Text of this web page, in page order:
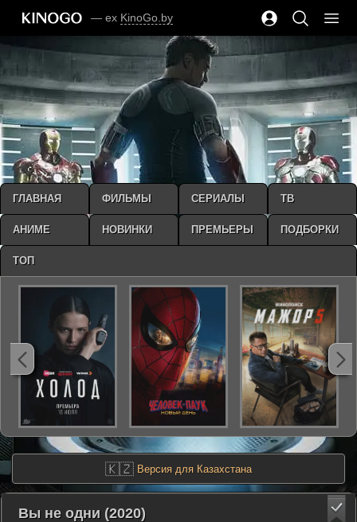
— ex KinoGo.by
🇰🇿 Версия для Казахстана
Вы не одни (2020)
ГЛАВНАЯ ФИЛЬМЫ СЕРИАЛЫ ТВ
АНИМЕ НОВИНКИ ПРЕМЬЕРЫ ПОДБОРКИ
ТОП